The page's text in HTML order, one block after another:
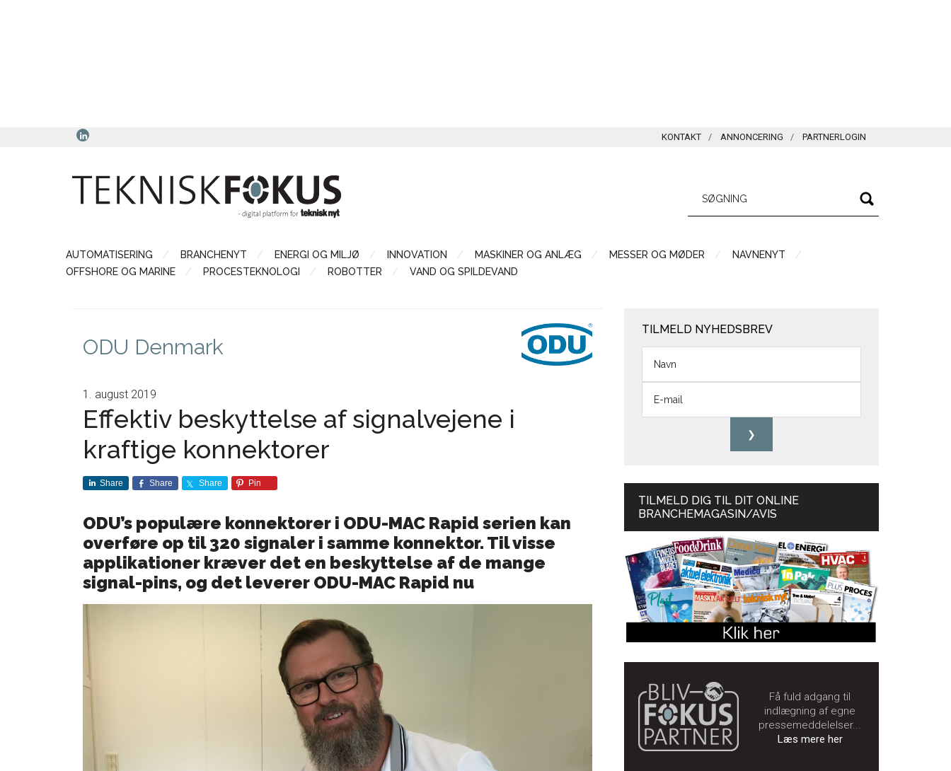
KONTAKT ANNONCERING PARTNERLOGIN
AUTOMATISERING BRANCHENYT ENERGI OG MILJØ INNOVATION MASKINER OG ANLÆG MESSER OG MØDER
NAVNENYT
OFFSHORE OG MARINE
PROCESTEKNOLOGI ROBOTTER VAND OG SPILDEVAND
ODU Denmark
1. august 2019
Effektiv beskyttelse af signalvejene i
kraftige konnektorer
Share Share Share Pin
ODU’s populære konnektorer i ODU-MAC Rapid serien kan
overføre op til 320 signaler i samme konnektor. Til visse
applikationer kræver det en beskyttelse af de mange
signal-pins, og det leverer ODU-MAC Rapid nu
TILMELD NYHEDSBREV
TILMELD DIG TIL DIT ONLINE
BRANCHEMAGASIN/AVIS
Få fuld adgang til
indlægning af egne
pressemeddelelser...
Læs mere her